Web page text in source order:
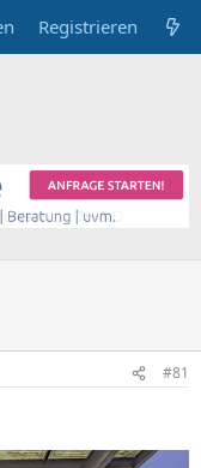
Registrieren
#81